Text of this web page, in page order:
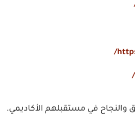
والنجاح في مستقبلهم الأكاديمي.